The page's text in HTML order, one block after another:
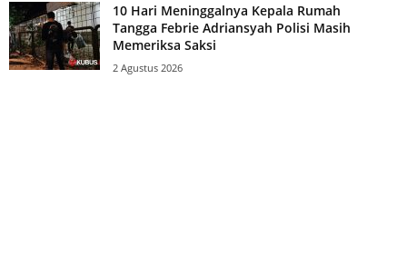
10 Hari Meninggalnya Kepala Rumah
Tangga Febrie Adriansyah Polisi Masih
Memeriksa Saksi
2 Agustus 2026